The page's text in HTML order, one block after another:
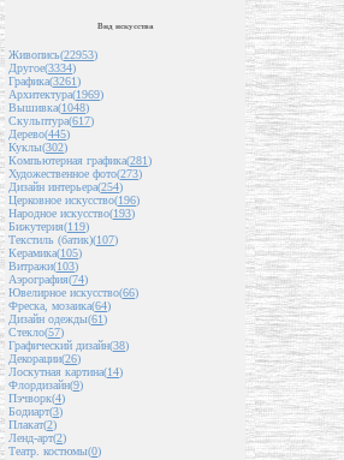
Вид искусства
Живопись(22953)
Другое(3334)
Графика(3261)
Архитектура(1969)
Вышивка(1048)
Скульптура(617)
Дерево(445)
Куклы(302)
Компьютерная графика(281)
Художественное фото(273)
Дизайн интерьера(254)
Церковное искусство(196)
Народное искусство(193)
Бижутерия(119)
Текстиль (батик)(107)
Керамика(105)
Витражи(103)
Аэрография(74)
Ювелирное искусство(66)
Фреска, мозаика(64)
Дизайн одежды(61)
Стекло(57)
Графический дизайн(38)
Декорации(26)
Лоскутная картина(14)
Флордизайн(9)
Пэчворк(4)
Бодиарт(3)
Плакат(2)
Ленд-арт(2)
Театр. костюмы(0)